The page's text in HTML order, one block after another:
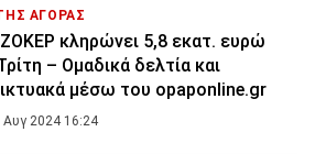
ΑΓΟΡΑΣ
κληρώνει 5,8 εκατ. ευρώ
– Ομαδικά δελτία και
μέσω του opaponline.gr
Αυγ 2024 16:24